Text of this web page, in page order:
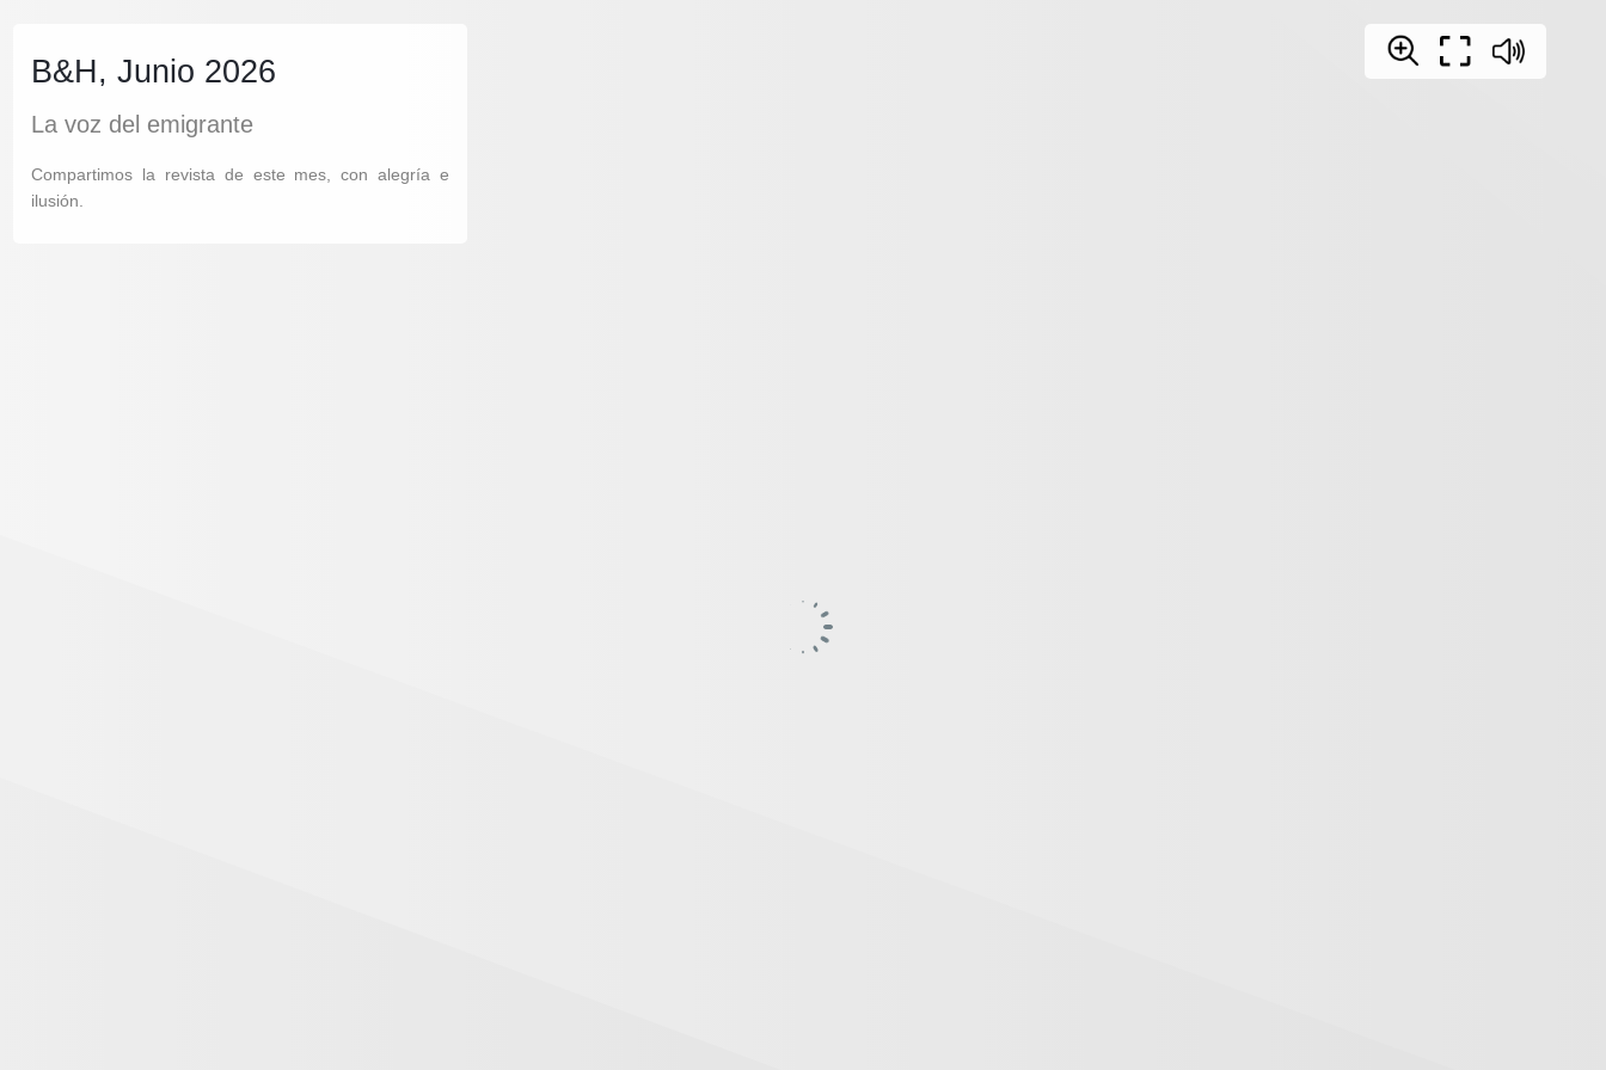
B&H, Junio 2026
La voz del emigrante
Compartimos la revista de este mes, con alegría e
ilusión.